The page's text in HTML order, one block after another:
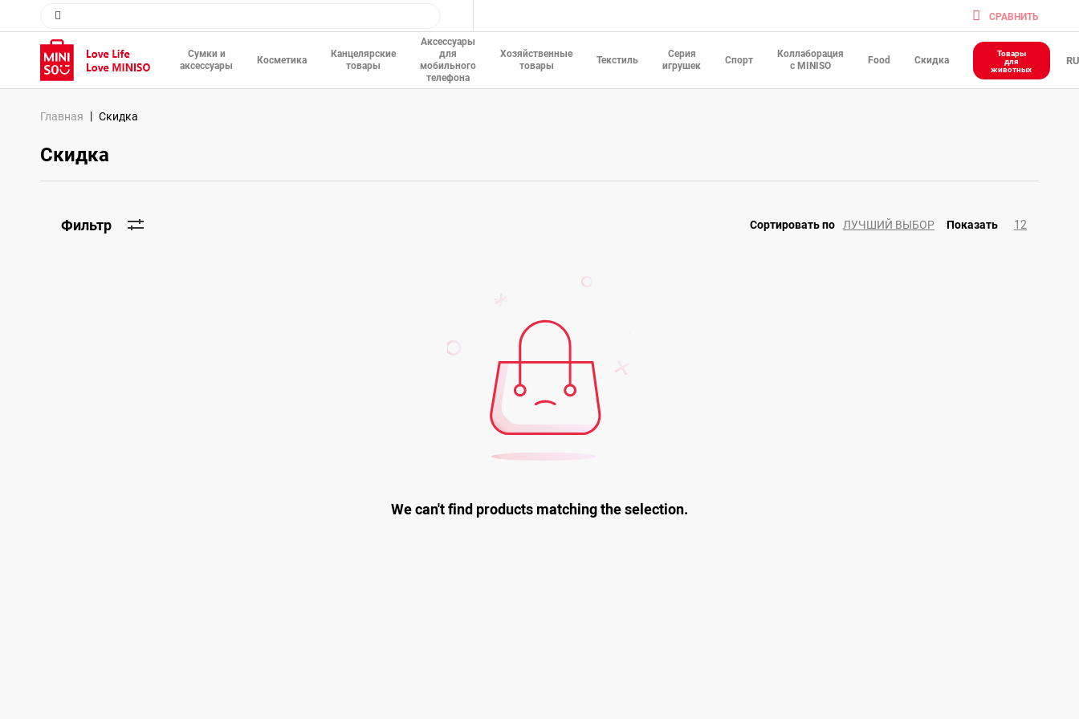
CРАВНИТЬ
Сумки и
аксессуары
Косметика
Канцелярские
товары
Аксессуары
для
мобильного
телефона
Хозяйственные
товары
Текстиль
Серия
игрушек
Спорт
Коллаборация
с MINISO
Food Скидка
Товары
для
животных
Главная Скидка
Скидка
Фильтр ЛУЧШИЙ ВЫБОР 12
We can't find products matching the selection.